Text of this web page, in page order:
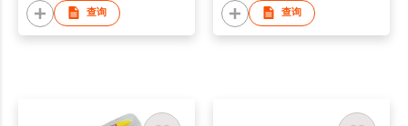
查询 查询